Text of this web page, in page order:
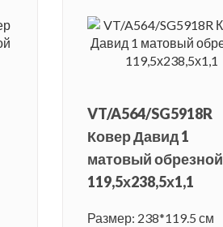
VT/A564/SG5918R
Ковер Давид 1
матовый обрезной
119,5х238,5х1,1
Размер: 238*119.5 см